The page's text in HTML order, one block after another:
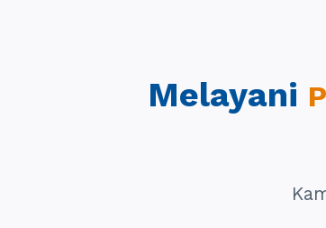
Melayani